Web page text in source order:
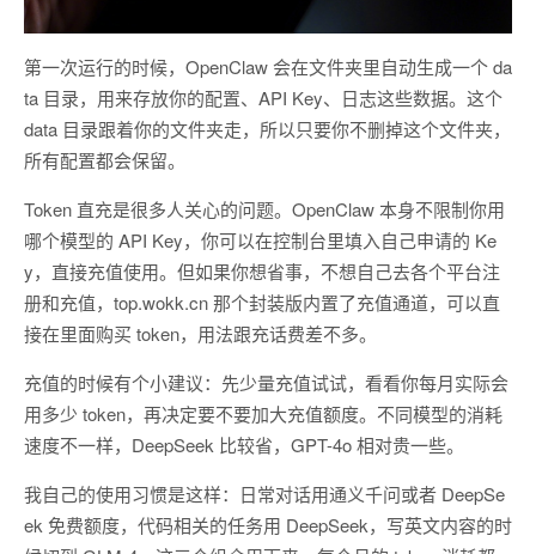
第一次运行的时候，OpenClaw 会在文件夹里自动生成一个 da
ta 目录，用来存放你的配置、API Key、日志这些数据。这个
data 目录跟着你的文件夹走，所以只要你不删掉这个文件夹，
所有配置都会保留。
Token 直充是很多人关心的问题。OpenClaw 本身不限制你用
哪个模型的 API Key，你可以在控制台里填入自己申请的 Ke
y，直接充值使用。但如果你想省事，不想自己去各个平台注
册和充值，top.wokk.cn 那个封装版内置了充值通道，可以直
接在里面购买 token，用法跟充话费差不多。
充值的时候有个小建议：先少量充值试试，看看你每月实际会
用多少 token，再决定要不要加大充值额度。不同模型的消耗
速度不一样，DeepSeek 比较省，GPT-4o 相对贵一些。
我自己的使用习惯是这样：日常对话用通义千问或者 DeepSe
ek 免费额度，代码相关的任务用 DeepSeek，写英文内容的时